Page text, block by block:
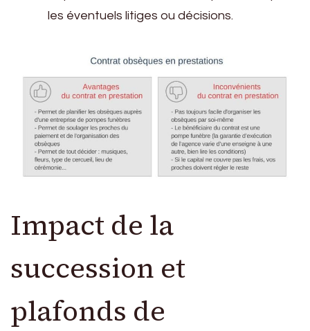
les éventuels litiges ou décisions.
Impact de la
succession et
plafonds de